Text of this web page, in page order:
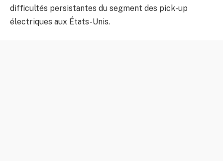
difficultés persistantes du segment des pick-up
électriques aux États-Unis.